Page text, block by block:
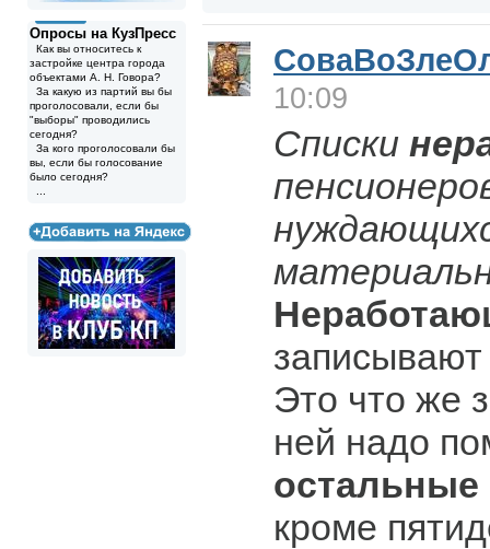
Опросы на КузПресс
Как вы относитесь к
застройке центра города
объектами А. Н. Говора?
За какую из партий вы бы
проголосовали, если бы
"выборы" проводились
сегодня?
За кого проголосовали бы
вы, если бы голосование
было сегодня?
10:09
Списки
Это что же
ней надо
кроме